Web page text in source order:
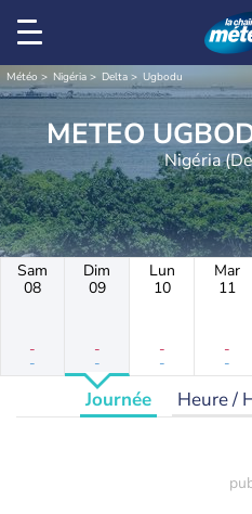
Météo Nigéria Delta Ugbodu
METEO
Nigéria
Sam
08
-
-
Dim
09
-
-
Lun
10
-
-
Mar
11
-
-
Journée Heure /